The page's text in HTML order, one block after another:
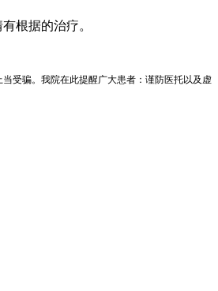
根据的治疗。
受骗。我院在此提醒广大患者：谨防医托以及虚